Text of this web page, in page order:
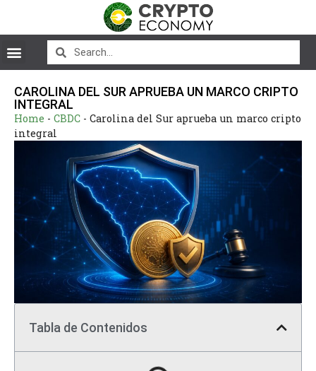
CAROLINA DEL SUR APRUEBA UN MARCO CRIPTO
INTEGRAL
Home - CBDC - Carolina del Sur aprueba un marco cripto
integral
Tabla de Contenidos